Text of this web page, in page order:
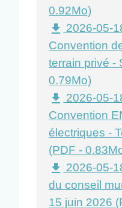
0.92Mo)
file_download 2026-05-
Convention
terrain privé -
0.79Mo)
file_download 2026-05-
Convention
électriques -
(PDF -
file_download 2026-05-
du conseil
15 juin 2026